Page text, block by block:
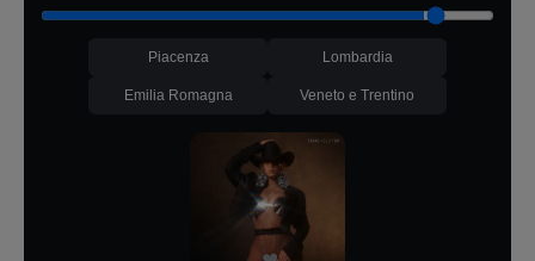
Piacenza Lombardia
Emilia Romagna Veneto e Trentino